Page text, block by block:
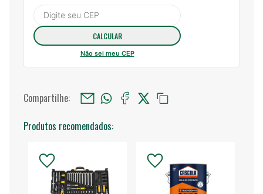
Não sei meu CEP
Compartilhe:
Produtos recomendados: